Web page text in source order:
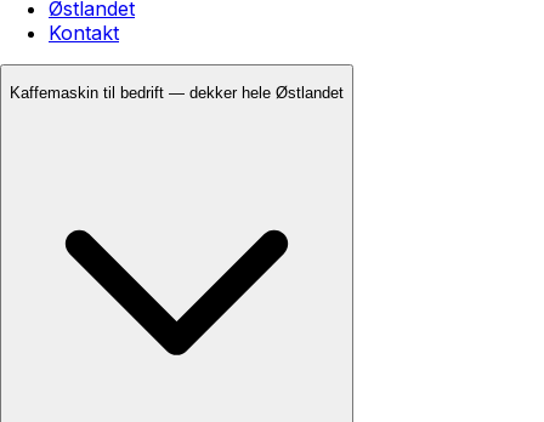
Østlandet
Kontakt
Kaffemaskin til bedrift — dekker hele Østlandet